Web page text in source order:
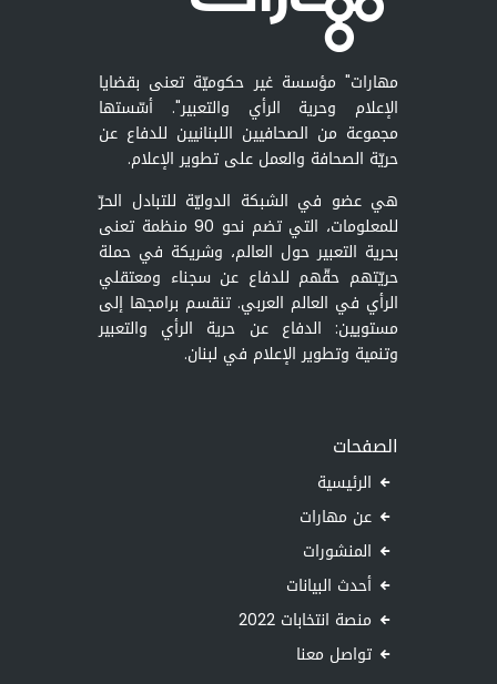
مهارات" مؤسسة غير حكوميّة تعنى بقضايا
الإعلام وحرية الرأي والتعبير". أسّستها
مجموعة من الصحافيين اللبنانيين للدفاع عن
حريّة الصحافة والعمل على تطوير الإعلام.
هي عضو في الشبكة الدوليّة للتبادل الحرّ
للمعلومات، التي تضم نحو 90 منظمة تعنى
بحرية التعبير حول العالم، وشريكة في حملة
حريّتهم حقّهم للدفاع عن سجناء ومعتقلي
الرأي في العالم العربي. تنقسم برامجها إلى
مستويين: الدفاع عن حرية الرأي والتعبير
وتنمية وتطوير الإعلام في لبنان.
الصفحات
الرئيسية
عن مهارات
المنشورات
أحدث البيانات
منصة انتخابات 2022
تواصل معنا